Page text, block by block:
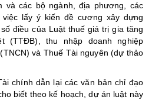
và các bộ ngành, địa phương, các
lấy ý kiến đề cương xây dựng
điều của Luật thuế giá trị gia tăng
(TTĐB), thu nhập doanh nghiệp
và Thuế Tài nguyên (dự thảo
chính dẫn lại các văn bản chỉ đạo
biết theo kế hoạch, dự án luật này